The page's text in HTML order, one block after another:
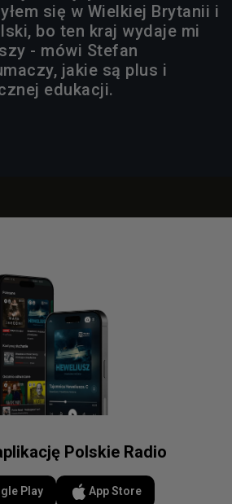
się w Wielkiej Brytanii i
bo ten kraj wydaje mi
- mówi Stefan
jakie są plus i
edukacji.
Polskie Radio
Play App Store